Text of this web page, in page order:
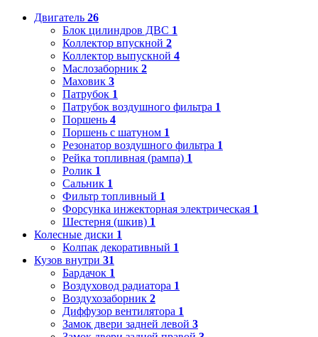
Двигатель 26
Блок цилиндров ДВС 1
Коллектор впускной 2
Коллектор выпускной 4
Маслозаборник 2
Маховик 3
Патрубок 1
Патрубок воздушного фильтра 1
Поршень 4
Поршень с шатуном 1
Резонатор воздушного фильтра 1
Рейка топливная (рампа) 1
Ролик 1
Сальник 1
Фильтр топливный 1
Форсунка инжекторная электрическая 1
Шестерня (шкив) 1
Колесные диски 1
Колпак декоративный 1
Кузов внутри 31
Бардачок 1
Воздуховод радиатора 1
Воздухозаборник 2
Диффузор вентилятора 1
Замок двери задней левой 3